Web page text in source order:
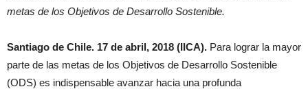
metas de los Objetivos de Desarrollo Sostenible.
Santiago de Chile. 17 de abril, 2018 (IICA). Para lograr la mayor
parte de las metas de los Objetivos de Desarrollo Sostenible
(ODS) es indispensable avanzar hacia una profunda